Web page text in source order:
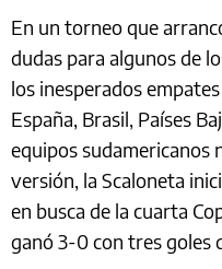
En un torneo que
dudas para algunos de
los inesperados
España, Brasil, Países
equipos sudamericanos
versión, la Scaloneta
en busca de la cuarta
ganó 3-0 con tres goles